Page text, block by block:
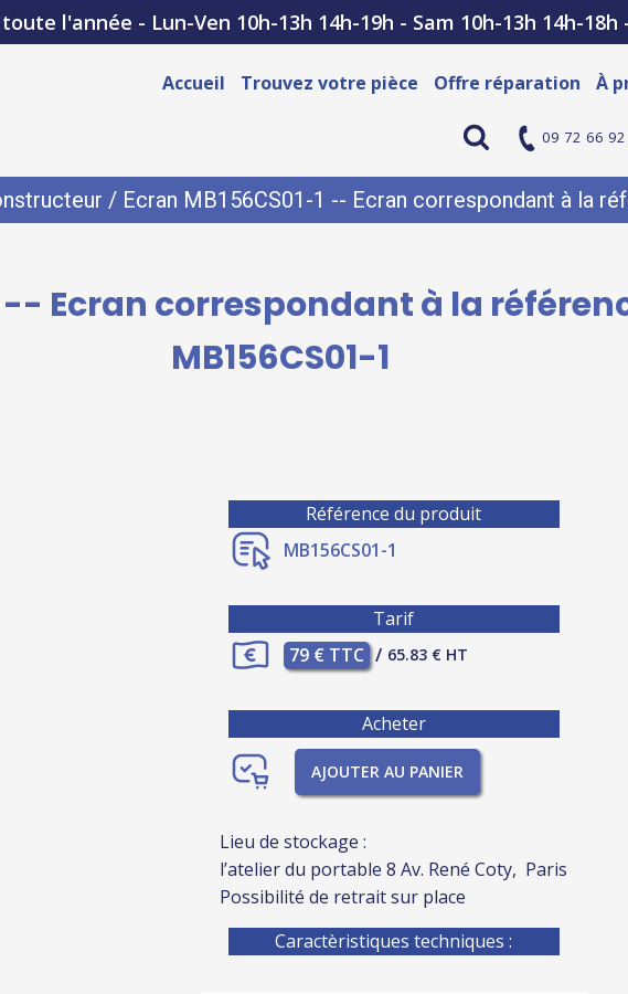
l'année - Lun-Ven 10h-13h 14h-19h - Sam 10h-13h 14h-18h
Accueil Trouvez votre pièce Offre réparation À
09 72 66
/ Ecran MB156CS01-1 -- Ecran correspondant à la
-- Ecran correspondant à la
MB156CS01-1
Référence du produit
MB156CS01-1
Tarif
79 € TTC / 65.83 € HT
Acheter
AJOUTER AU PANIER
Lieu de stockage :
l’atelier du portable 8 Av. René Coty, Paris
Possibilité de retrait sur place
Caractèristiques techniques :